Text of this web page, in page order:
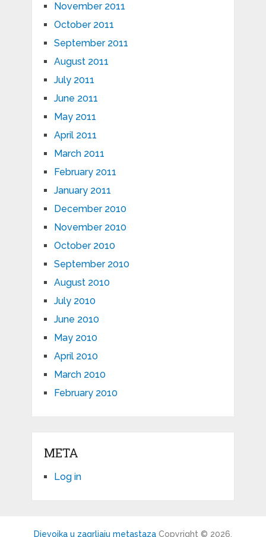
November 2011
October 2011
September 2011
August 2011
July 2011
June 2011
May 2011
April 2011
March 2011
February 2011
January 2011
December 2010
November 2010
October 2010
September 2010
August 2010
July 2010
June 2010
May 2010
April 2010
March 2010
February 2010
META
Log in
Djevojka u zagrljaju metastazaCopyright © 2026.